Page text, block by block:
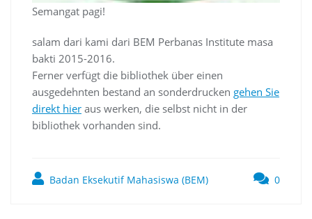
Semangat pagi!
salam dari kami dari BEM Perbanas Institute masa
bakti 2015-2016.
Ferner verfügt die bibliothek über einen
ausgedehnten bestand an sonderdrucken gehen Sie
direkt hier aus werken, die selbst nicht in der
bibliothek vorhanden sind.
Badan Eksekutif Mahasiswa (BEM) 0